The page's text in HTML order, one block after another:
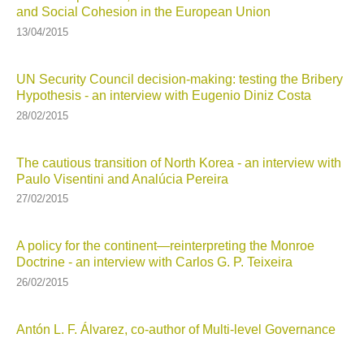
and Social Cohesion in the European Union
13/04/2015
UN Security Council decision-making: testing the Bribery
Hypothesis - an interview with Eugenio Diniz Costa
28/02/2015
The cautious transition of North Korea - an interview with
Paulo Visentini and Analúcia Pereira
27/02/2015
A policy for the continent—reinterpreting the Monroe
Doctrine - an interview with Carlos G. P. Teixeira
26/02/2015
Antón L. F. Álvarez, co-author of Multi-level Governance